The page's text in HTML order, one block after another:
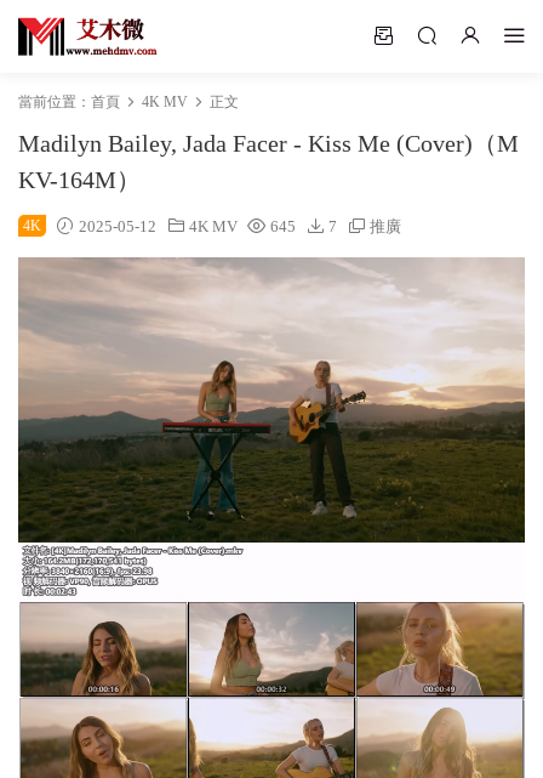
當前位置： 首頁 4K MV 正文
Madilyn Bailey, Jada Facer - Kiss Me (Cover)（M
KV-164M）
4K 2025-05-12 4K MV 645 7 推廣